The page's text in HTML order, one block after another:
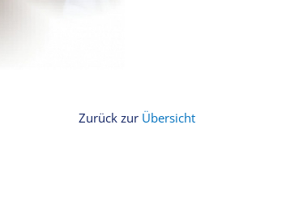
Zurück zur Übersicht